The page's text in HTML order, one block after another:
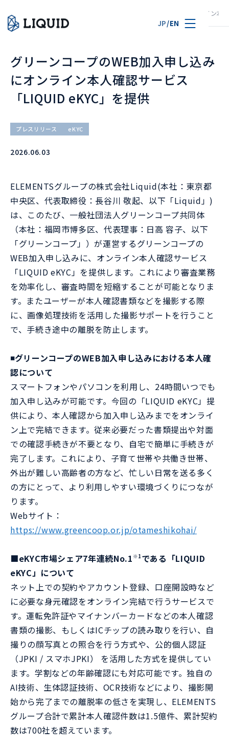
JP/EN
TOP グリーンコープのWEB加入申し込みにオンライン本
グリーンコープのWEB加入申し込み
にオンライン本人確認サービス
「LIQUID eKYC」を提供
プレスリリース eKYC
2026.06.03
ELEMENTSグループの株式会社Liquid(本社：東京都
中央区、代表取締役：長谷川 敬起、以下「Liquid」)
は、このたび、一般社団法人グリーンコープ共同体
（本社：福岡市博多区、代表理事：日高 容子、以下
「グリーンコープ」）が運営するグリーンコープの
WEB加入申し込みに、オンライン本人確認サービス
「LIQUID eKYC」を提供します。これにより審査業務
を効率化し、審査時間を短縮することが可能となりま
す。またユーザーが本人確認書類などを撮影する際
に、画像処理技術を活用した撮影サポートを行うこと
で、手続き途中の離脱を防止します。
◾️グリーンコープのWEB加入申し込みにおける本人確
認について
スマートフォンやパソコンを利用し、24時間いつでも
加入申し込みが可能です。今回の「LIQUID eKYC」提
供により、本人確認から加入申し込みまでをオンライ
ン上で完結できます。従来必要だった書類提出や対面
での確認手続きが不要となり、自宅で簡単に手続きが
完了します。これにより、子育て世帯や共働き世帯、
外出が難しい高齢者の方など、忙しい日常を送る多く
の方にとって、より利用しやすい環境づくりにつなが
ります。
Webサイト：
https://www.greencoop.or.jp/otameshikohai/
■eKYC市場シェア7年連続No.1 ※1 である「LIQUID
eKYC」について
ネット上での契約やアカウント登録、口座開設時など
に必要な身元確認をオンライン完結で行うサービスで
す。運転免許証やマイナンバーカードなどの本人確認
書類の撮影、もしくはICチップの読み取りを行い、自
撮りの顔写真との照合を行う方式や、公的個人認証
（JPKI / スマホJPKI） を活用した方式を提供してい
ます。学割などの年齢確認にも対応可能です。独自の
AI技術、生体認証技術、OCR技術などにより、撮影開
始から完了までの離脱率の低さを実現し、ELEMENTS
グループ合計で累計本人確認件数は1.5億件、累計契約
数は700社を超えています。